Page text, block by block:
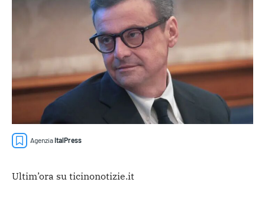
AgenziaItalPress
Ultim’ora su ticinonotizie.it